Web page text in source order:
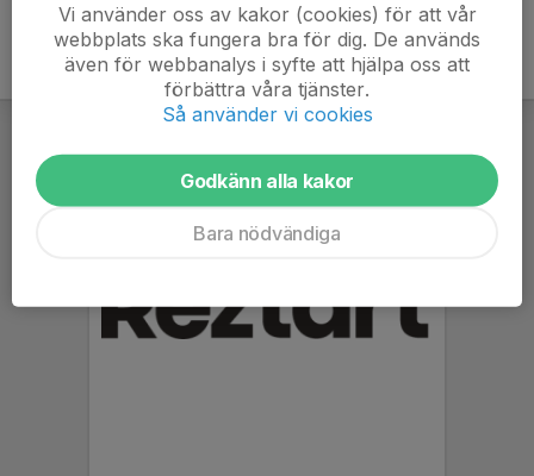
Vi använder oss av kakor (cookies) för att vår
webbplats ska fungera bra för dig. De används
även för webbanalys i syfte att hjälpa oss att
förbättra våra tjänster.
Så använder vi cookies
Godkänn alla kakor
Bara nödvändiga